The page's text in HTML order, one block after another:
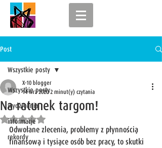
Post
Wszystkie posty
wydarzenia
informacje
rekordy
Wszystkie posty
Na ratunek targom!
X-10 blogger
14 wrz 2020 2 minut(y) czytania
Oceniono na NaN z 5 gwiazdek.
Odwołane zlecenia, problemy z płynnością
finansową i tysiące osób bez pracy, to skutki